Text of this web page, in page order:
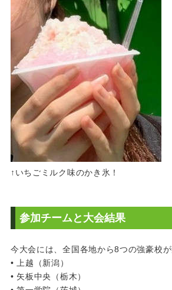
↑いちごミルク味のかき氷！
参加チームと大会結果
今大会には、全国各地から8つの強豪校が
• 上越（新潟）
• 矢板中央（栃木）